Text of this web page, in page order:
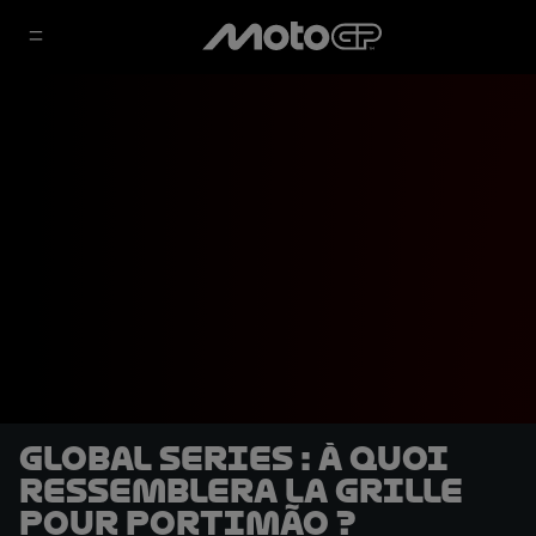
Global Series : À quoi
ressemblera la grille
pour Portimão ?